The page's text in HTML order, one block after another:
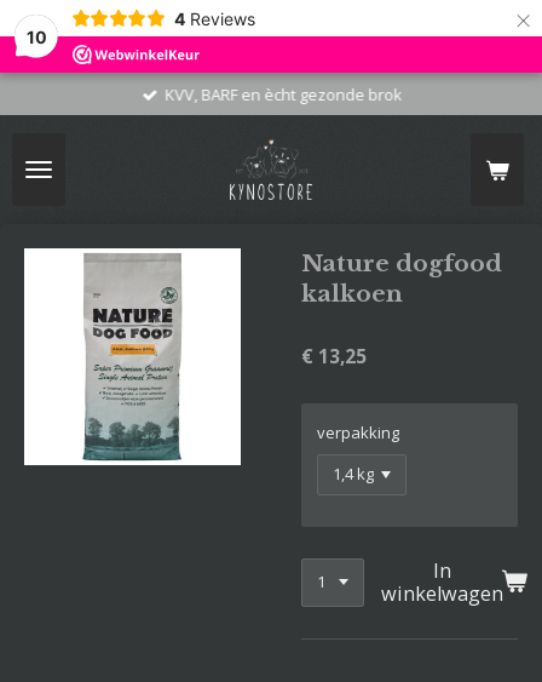
10
4 Reviews ×
KVV, BARF en ècht gezonde brok
Nature dogfood
kalkoen
€ 13,25
verpakking
In
winkelwagen